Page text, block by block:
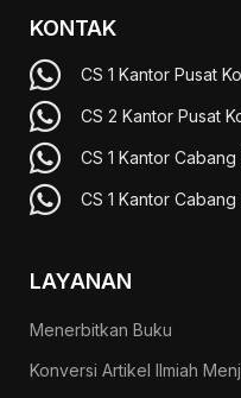
KONTAK
CS 1 Kantor Pusat
CS 2 Kantor Pusat
CS 1 Kantor
CS 1 Kantor
LAYANAN
Menerbitkan Buku
Konversi Artikel Ilmiah